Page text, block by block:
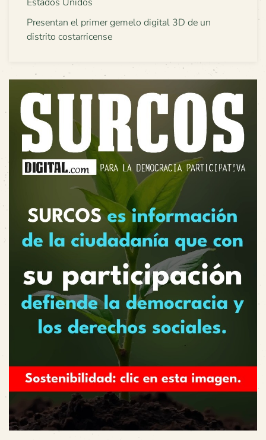
Presentan el primer gemelo digital 3D de un
distrito costarricense